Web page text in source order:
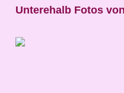
Unterehalb Fotos